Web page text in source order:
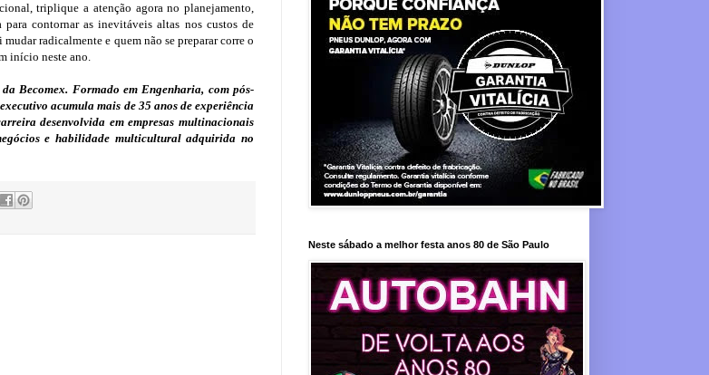
triplique a atenção agora no planejamento,
contornar as inevitáveis altas nos custos de
radicalmente e quem não se preparar corre o
início neste ano.
Becomex. Formado em Engenharia, com pós-
acumula mais de 35 anos de experiência
desenvolvida em empresas multinacionais
e habilidade multicultural adquirida no
Neste sábado a melhor festa anos 80 de São Paulo